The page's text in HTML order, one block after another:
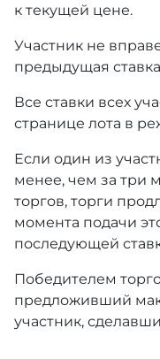
к текущей цене.
Участник не
предыдущая
Все ставки всех
странице лота в
Если один из
менее, чем за три
торгов, торги
момента подачи
последующей
Победителем
предложивший
участник,